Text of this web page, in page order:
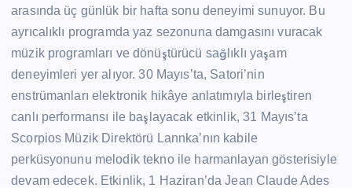
arasında üç günlük bir hafta sonu deneyimi sunuyor. Bu
ayrıcalıklı programda yaz sezonuna damgasını vuracak
müzik programları ve dönüştürücü sağlıklı yaşam
deneyimleri yer alıyor. 30 Mayıs’ta, Satori’nin
enstrümanları elektronik hikâye anlatımıyla birleştiren
canlı performansı ile başlayacak etkinlik, 31 Mayıs’ta
Scorpios Müzik Direktörü Lannka’nın kabile
perküsyonunu melodik tekno ile harmanlayan gösterisiyle
devam edecek. Etkinlik, 1 Haziran’da Jean Claude Ades